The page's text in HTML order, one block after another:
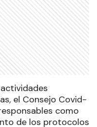
el Consejo Covid-
como
de los protocolos